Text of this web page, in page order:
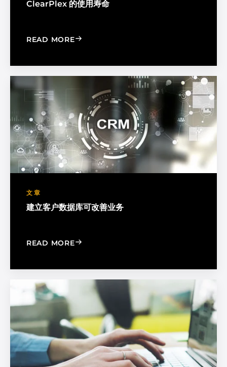
ClearPlex 的使用寿命
READ MORE: MAXIMIZE CLEARPLEX LIFESPAN
文章
建立客户数据库可改善业务
READ MORE: HAVING A CUSTOMER DATABASE